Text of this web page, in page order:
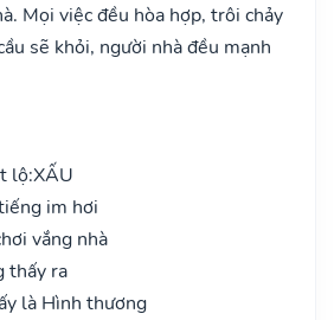
Mọi việc đều hòa hợp, trôi chảy
sẽ khỏi, người nhà đều mạnh
lộ:XẤU
im hơi
vắng nhà
thấy ra
là Hình thương